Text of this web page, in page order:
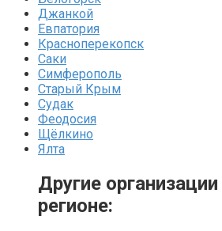
Джанкой
Евпатория
Красноперекопск
Саки
Симферополь
Старый Крым
Судак
Феодосия
Щёлкино
Ялта
Другие
регионе: